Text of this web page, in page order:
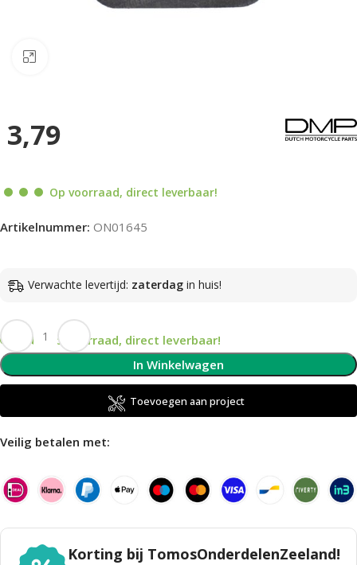
3,79
Op voorraad, direct leverbaar!
Artikelnummer: ON01645
Verwachte levertijd: zaterdag in huis!
Op voorraad, direct leverbaar!
In Winkelwagen
Toevoegen aan project
Veilig betalen met:
Korting bij TomosOnderdelenZeeland!